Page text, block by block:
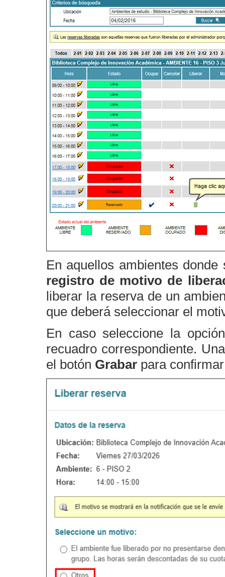
En aquellos ambientes
registro de motivo de
liberar la reserva de un
que deberá seleccionar el
En caso seleccione la
recuadro correspondiente.
el botón Grabar para